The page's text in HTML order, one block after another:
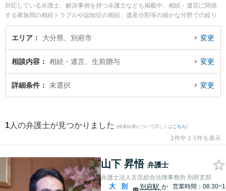
対応している弁護士、解決事例を持つ弁護士なども掲載中。相続・遺言に関係
する家族間の相続トラブルや認知症の相続、遺産分割等の細かな分野での絞り
込み検索もでき便利です。特に弁護士法人古庄総合法律事務所 別府支部の山下
昇悟弁護士のプロフィール情報や弁護士費用、強みなどが注目されています。
『初回相談無料で生前贈与を法律相談できる別府市内の弁護士に相談予約した
い』などでお困りの相談者さんにおすすめです。
エリア 大分県、別府市 変更
相談内容 相続・遺言、生前贈与 変更
詳細条件 未選択 変更
1 人の弁護士が見つかりました (検索結果について詳しくは こちら)
1件中 1-1件を表示
山下 昇悟 弁護士
弁護士法人古庄総合法律事務所 別府支部
大
別
別府駅 か
営業時間：08:30~1